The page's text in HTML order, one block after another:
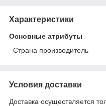
Характеристики
Основные атрибуты
Страна производитель
Условия доставки
Доставка осуществляется